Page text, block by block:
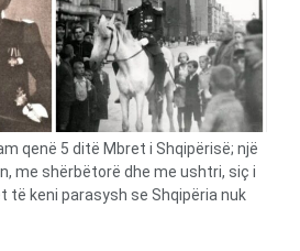
qenë 5 ditë Mbret i Shqipërisë; një
me shërbëtorë dhe me ushtri, siç i
të keni parasysh se Shqipëria nuk
Amerikën Qendrore, ku herë pas
dhe energjik arrin të dalë në